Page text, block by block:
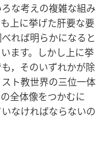
な考えの複雑な組み
上に挙げた肝要な要
れば明らかになると
ます。しかし上に挙
，そのいずれかが除
ト教世界の三位一体
全体像をつかむに
なければならないの